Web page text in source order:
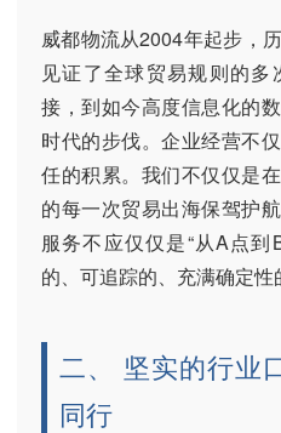
威都物流从2004年起步，
见证了全球贸易规则的
接，到如今高度信息化的
时代的步伐。企业经营不
任的积累。我们不仅仅是
的每一次贸易出海保驾护
服务不应仅仅是“从A点
的、可追踪的、充满确定性
二、 坚实的行业
同行